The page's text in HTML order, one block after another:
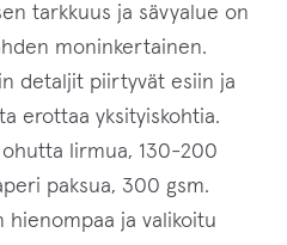
tarkkuus ja sävyalue on
moninkertainen.
detaljit piirtyvät esiin ja
erottaa yksityiskohtia.
lirmua, 130-200
paksua, 300 gsm.
hienompaa ja valikoitu